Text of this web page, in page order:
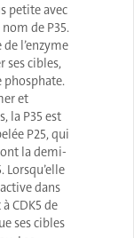
petite avec
de P35.
l’enzyme
ses cibles,
phosphate.
et
la P35 est
P25, qui
la demi-
Lorsqu’elle
dans
CDK5 de
ses cibles